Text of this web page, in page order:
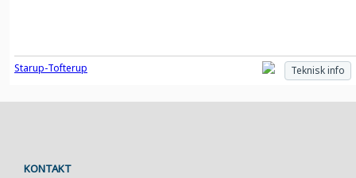
Starup-Tofterup Teknisk info
KONTAKT